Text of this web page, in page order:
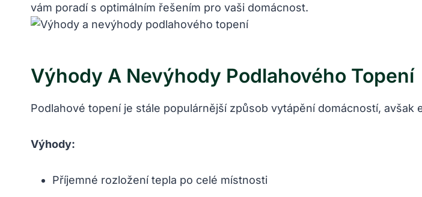
vám poradí s optimálním řešením pro vaši domácnost.
Výhody A Nevýhody Podlahového Topení
Podlahové topení je stále populárnější způsob vytápění domácností,
Výhody:
Příjemné rozložení tepla po celé místnosti